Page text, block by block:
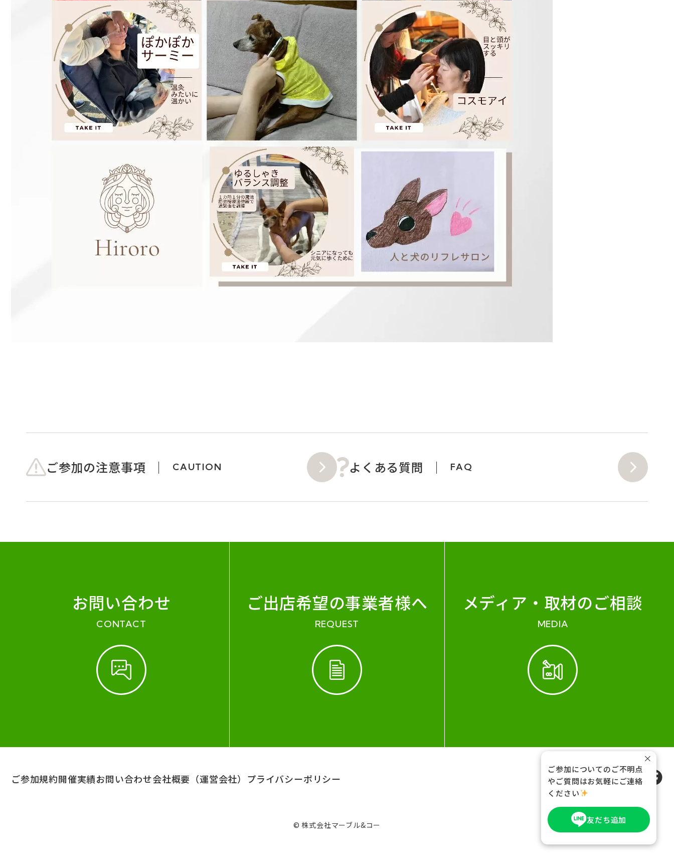
ご参加の注意事項 CAUTION よくある質問 FAQ
お問い合わせ
CONTACT
ご出店希望の事業者様へ
REQUEST
メディア・ 取材のご相談
MEDIA
ご参加規約開催実績お問い合わせ会社概要（運営会社） プライバシーポリシー FOLLOW US
© 株式会社マーブル&コー
ご参加についてのご不明点
やご質問はお気軽にご連絡
ください
友だち追加
×